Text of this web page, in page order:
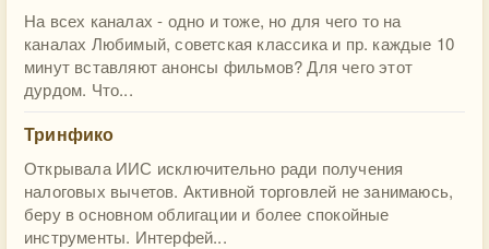
На всех каналах - одно и тоже, но для чего то на
каналах Любимый, советская классика и пр. каждые 10
минут вставляют анонсы фильмов? Для чего этот
дурдом. Что...
Тринфико
Открывала ИИС исключительно ради получения
налоговых вычетов. Активной торговлей не занимаюсь,
беру в основном облигации и более спокойные
инструменты. Интерфей...